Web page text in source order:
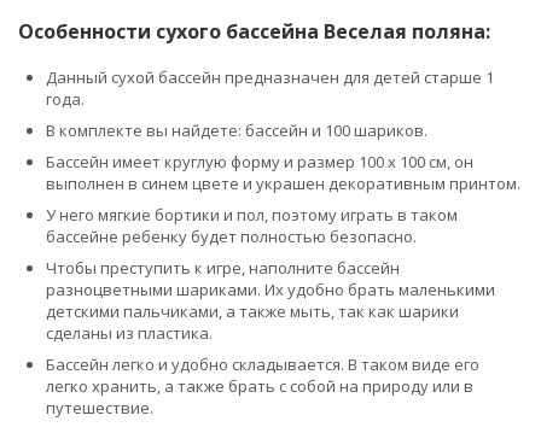
Особенности сухого бассейна Веселая поляна:
Данный сухой бассейн предназначен для детей старше 1
года.
В комплекте вы найдете: бассейн и 100 шариков.
Бассейн имеет круглую форму и размер 100 х 100 см, он
выполнен в синем цвете и украшен декоративным принтом.
У него мягкие бортики и пол, поэтому играть в таком
бассейне ребенку будет полностью безопасно.
Чтобы преступить к игре, наполните бассейн
разноцветными шариками. Их удобно брать маленькими
детскими пальчиками, а также мыть, так как шарики
сделаны из пластика.
Бассейн легко и удобно складывается. В таком виде его
легко хранить, а также брать с собой на природу или в
путешествие.